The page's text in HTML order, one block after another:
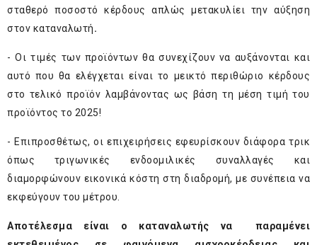
σταθερό ποσοστό κέρδους απλώς μετακυλίει την αύξηση
στον καταναλωτή.
- Οι τιμές των προϊόντων θα συνεχίζουν να αυξάνονται και
αυτό που θα ελέγχεται είναι το μεικτό περιθώριο κέρδους
στο τελικό προϊόν λαμβάνοντας ως βάση τη μέση τιμή του
προϊόντος το 2025!
- Επιπροσθέτως, οι επιχειρήσεις εφευρίσκουν διάφορα τρικ
όπως τριγωνικές ενδοομιλικές συναλλαγές και
διαμορφώνουν εικονικά κόστη στη διαδρομή, με συνέπεια να
εκφεύγουν του μέτρου.
Αποτέλεσμα είναι ο καταναλωτής να παραμένει